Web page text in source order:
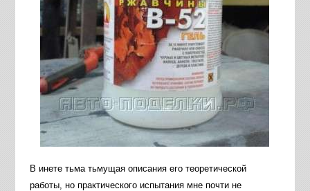
В инете тьма тьмущая описания его теоретической
работы, но практического испытания мне почти не